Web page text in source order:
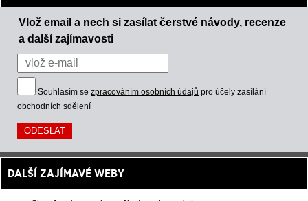
Vlož email a nech si zasílat čerstvé návody, recenze
a další zajímavosti
Souhlasím se zpracováním osobních údajů pro účely zasílání
obchodních sdělení
DALŠÍ ZAJÍMAVÉ WEBY